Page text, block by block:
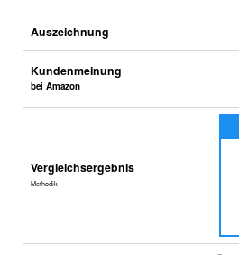
Auszeichnung
Kundenmeinung
bei Amazon
Vergleichsergebnis
Methodik